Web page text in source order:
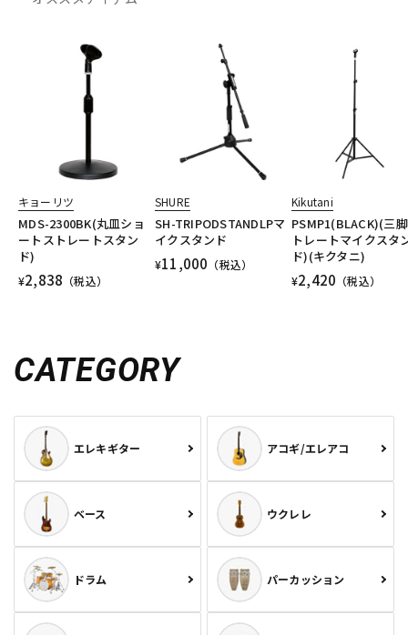
キョーリツ
MDS-2300BK(丸皿ショ
ートストレートスタン
ド)
¥2,838 （税込）
SHURE
SH-TRIPODSTANDLPマ
イクスタンド
¥11,000 （税込）
Kikutani
PSMP1(BLACK)(三
トレートマイクスタ
ド)(キクタニ)
¥2,420 （税込）
CATEGORY
エレキギター アコギ/エレアコ
ベース ウクレレ
ドラム パーカッション